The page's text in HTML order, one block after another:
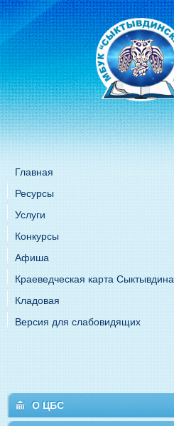
Главная
Ресурсы
Услуги
Конкурсы
Афиша
Краеведческая карта Сыктывдина
Кладовая
Версия для слабовидящих
О ЦБС